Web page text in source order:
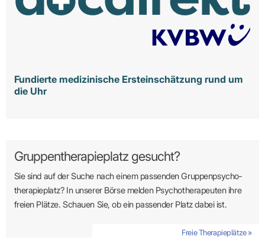
Fundierte medizinische Ersteinschätzung rund um
die Uhr
Gruppentherapieplatz gesucht?
Sie sind auf der Suche nach einem passenden Gruppen­psycho­
therapie­platz? In unserer Börse melden Psycho­­thera­­peuten ihre
freien Plätze. Schauen Sie, ob ein passender Platz dabei ist.
Freie Therapieplätze »